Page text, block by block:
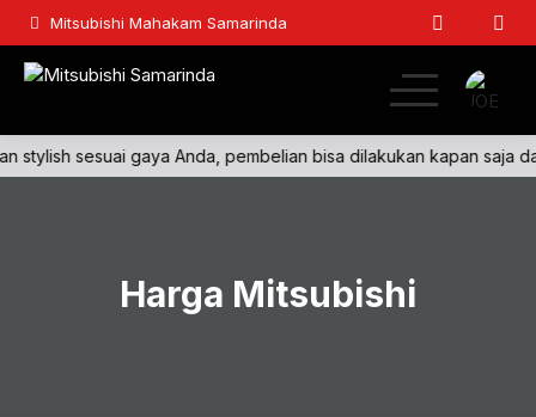
Mitsubishi Mahakam Samarinda
Home
Light Commercial
stylish sesuai gaya Anda, pembelian bisa dilakukan kapan saja
Harga Mitsubishi